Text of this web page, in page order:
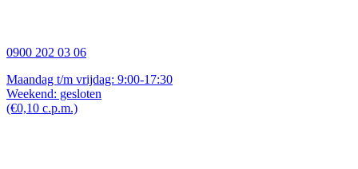
0900 202 03 06
Maandag t/m vrijdag: 9:00-17:30
Weekend: gesloten
(€0,10 c.p.m.)